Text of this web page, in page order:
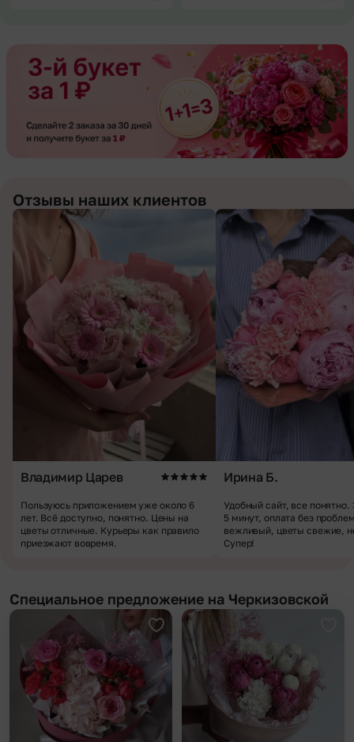
Отзывы наших клиентов
Владимир Царев
Пользуюсь приложением уже около 6
лет. Всё доступно, понятно. Цены на
цветы отличные. Курьеры как правило
приезжают вовремя.
Ирина Б.
Удобный сайт, все понятно.
5 минут, оплата без
вежливый, цветы свежие,
Супер!
Специальное предложение на Черкизовской
Добавить в избранное